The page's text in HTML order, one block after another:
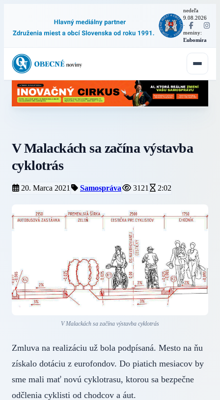
nedeľa
9.08.2026
·
meniny:
Ľubomíra
V Malackách sa začína výstavba
cyklotrás
20. Marca 2021 Samospráva 3121 2:02
V Malackách sa začína výstavba cyklotrás
Zmluva na realizáciu už bola podpísaná. Mesto na ňu
získalo dotáciu z eurofondov. Do piatich mesiacov by
sme mali mať novú cyklotrasu, ktorou sa bezpečne
odčlenia cyklisti od chodcov a áut.